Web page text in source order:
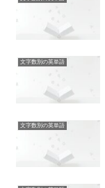
文字数別の英単語
文字数別の英単語